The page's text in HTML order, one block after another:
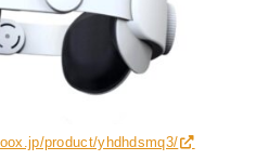
product/yhdhdsmq3/